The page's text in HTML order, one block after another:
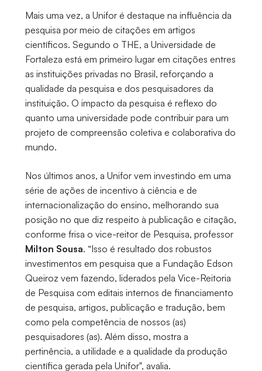
Mais uma vez, a Unifor é destaque na influência da
pesquisa por meio de citações em artigos
científicos. Segundo o THE, a Universidade de
Fortaleza está em primeiro lugar em citações entres
as instituições privadas no Brasil, reforçando a
qualidade da pesquisa e dos pesquisadores da
instituição. O impacto da pesquisa é reflexo do
quanto uma universidade pode contribuir para um
projeto de compreensão coletiva e colaborativa do
mundo.
Nos últimos anos, a Unifor vem investindo em uma
série de ações de incentivo à ciência e de
internacionalização do ensino, melhorando sua
posição no que diz respeito à publicação e citação,
conforme frisa o vice-reitor de Pesquisa, professor
Milton Sousa. “Isso é resultado dos robustos
investimentos em pesquisa que a Fundação Edson
Queiroz vem fazendo, liderados pela Vice-Reitoria
de Pesquisa com editais internos de financiamento
de pesquisa, artigos, publicação e tradução, bem
como pela competência de nossos (as)
pesquisadores (as). Além disso, mostra a
pertinência, a utilidade e a qualidade da produção
científica gerada pela Unifor", avalia.